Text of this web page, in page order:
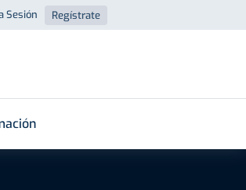
Sesión Regístrate